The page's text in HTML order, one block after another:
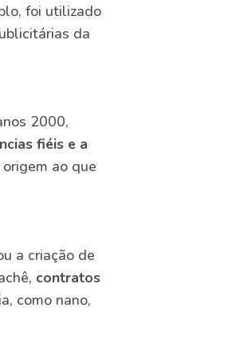
foi utilizado
da
2000,
fiéis e a
ao que
a criação de
contratos
como nano,